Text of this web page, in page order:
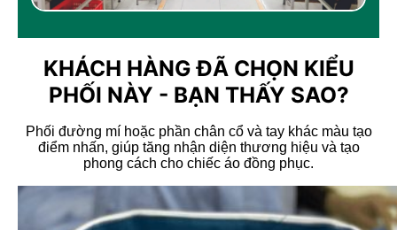
KHÁCH HÀNG ĐÃ CHỌN KIỂU
PHỐI NÀY - BẠN THẤY SAO?
Phối đường mí hoặc phần chân cổ và tay khác màu tạo
điểm nhấn, giúp tăng nhận diện thương hiệu và tạo
phong cách cho chiếc áo đồng phục.